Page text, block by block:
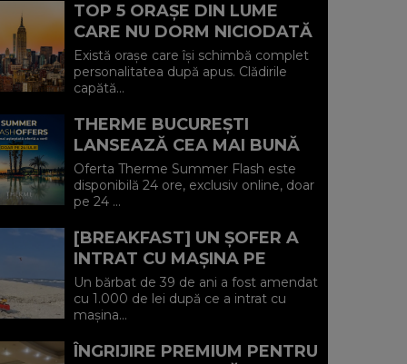
TOP 5 ORAȘE DIN LUME
CARE NU DORM NICIODATĂ
ȘI POVEȘTILE DIN SPATELE
CELOR MAI CELEBRE
BULEVARDE DE ...
Există orașe care își schimbă complet
personalitatea după apus. Clădirile
capătă...
THERME BUCUREȘTI
LANSEAZĂ CEA MAI BUNĂ
OFERTĂ A VERII: MINUS 20%
LA VOUCHERE, DOAR PE 24
IULIE (P)...
Oferta Therme Summer Flash este
disponibilă 24 ore, exclusiv online, doar
pe 24 ...
[BREAKFAST] UN ȘOFER A
INTRAT CU MAȘINA PE
PLAJA DIN VADU ȘI A FOST
AMENDAT.
Un bărbat de 39 de ani a fost amendat
cu 1.000 de lei după ce a intrat cu
mașina...
ÎNGRIJIRE PREMIUM PENTRU